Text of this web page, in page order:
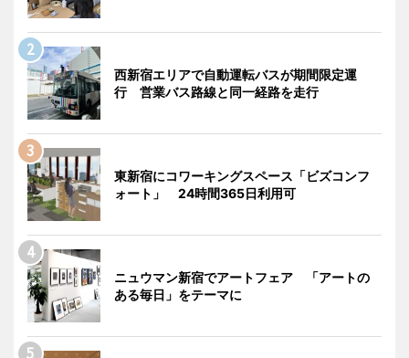
西新宿エリアで自動運転バスが期間限定運
行 営業バス路線と同一経路を走行
東新宿にコワーキングスペース「ビズコンフ
ォート」 24時間365日利用可
ニュウマン新宿でアートフェア 「アートの
ある毎日」をテーマに